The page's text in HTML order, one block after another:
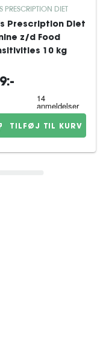
PRESCRIPTION DIET
Prescription Diet
z/d Food
10 kg
TILFØJ TIL KURV